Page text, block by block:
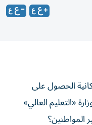
«التعليم العالي»
المواطنين؟